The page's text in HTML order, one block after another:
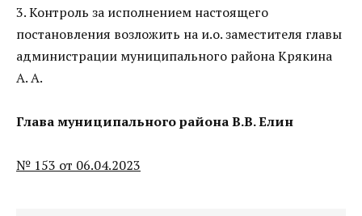
3. Контроль за исполнением настоящего
постановления возложить на и.о. заместителя главы
администрации муниципального района Крякина
А. А.
Глава муниципального района В.В. Елин
№ 153 от 06.04.2023